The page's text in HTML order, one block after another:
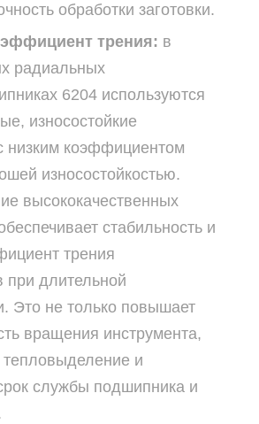
обработки заготовки.
трения: в
радиальных
6204 используются
износостойкие
низким коэффициентом
износостойкостью.
высококачественных
стабильность и
трения
при длительной
Это не только повышает
вращения инструмента,
тепловыделение и
службы подшипника и